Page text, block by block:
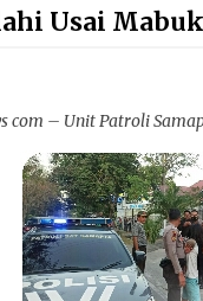
Usai
– Unit Patroli